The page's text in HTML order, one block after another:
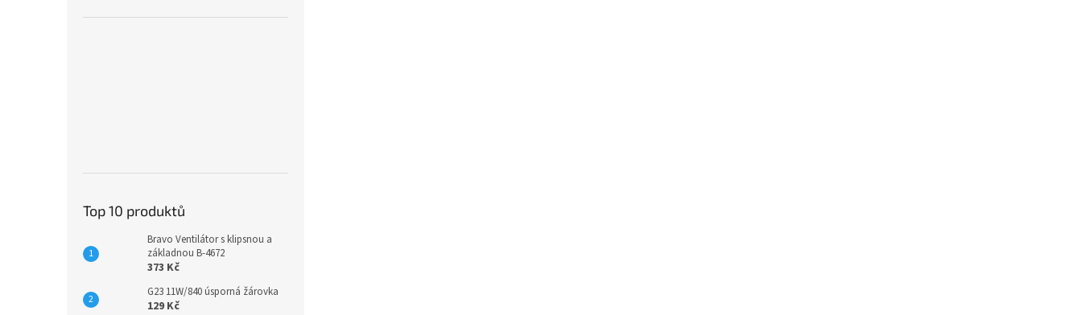
Top 10 produktů
Bravo Ventilátor s klipsnou a
základnou B-4672
373 Kč
G23 11W/840 úsporná žárovka
129 Kč